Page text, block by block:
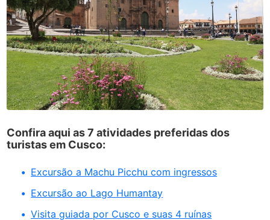
Confira aqui as 7 atividades preferidas dos
turistas em Cusco:
Excursão a Machu Picchu com ingressos
Excursão ao Lago Humantay
Visita guiada por Cusco e suas 4 ruínas